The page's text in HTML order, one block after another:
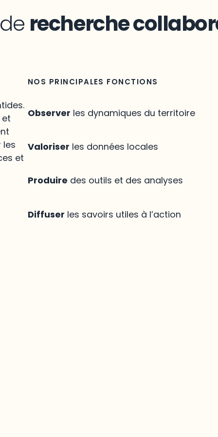
recherche
les
et
NOS PRINCIPALES FONCTIONS
Observer les dynamiques du territoire
Valoriser les données locales
Produire des outils et des analyses
Diffuser les savoirs utiles à l’action